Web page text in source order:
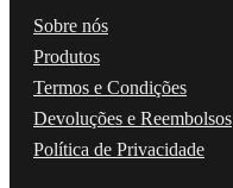
Sobre nós
Produtos
Termos e Condições
Devoluções e Reembolsos
Política de Privacidade